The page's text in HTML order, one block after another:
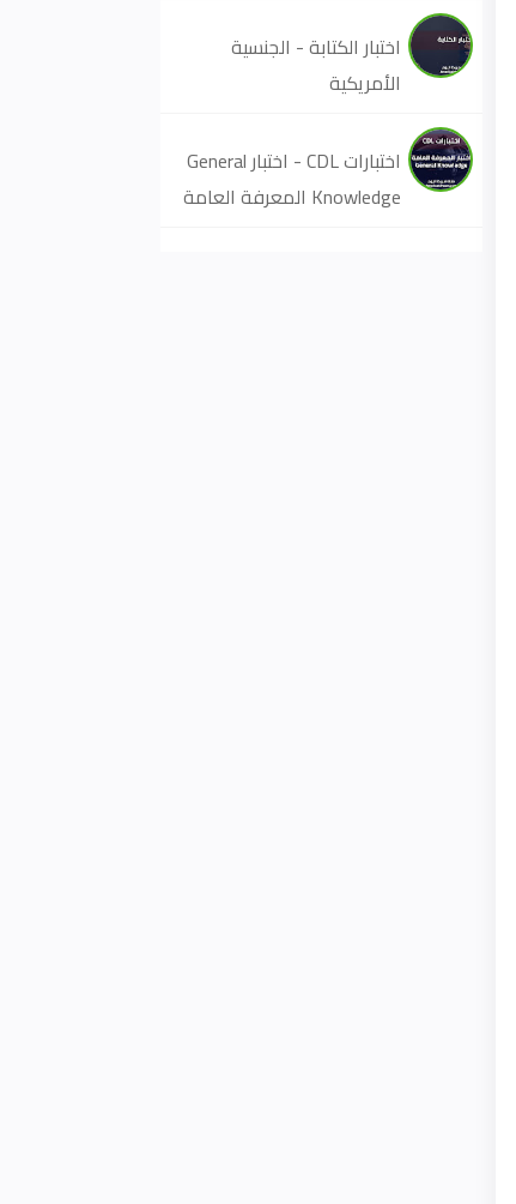
اختبار الكتابة - الجنسية
الأمريكية
اختبارات CDL - اختبار General
Knowledge المعرفة العامة